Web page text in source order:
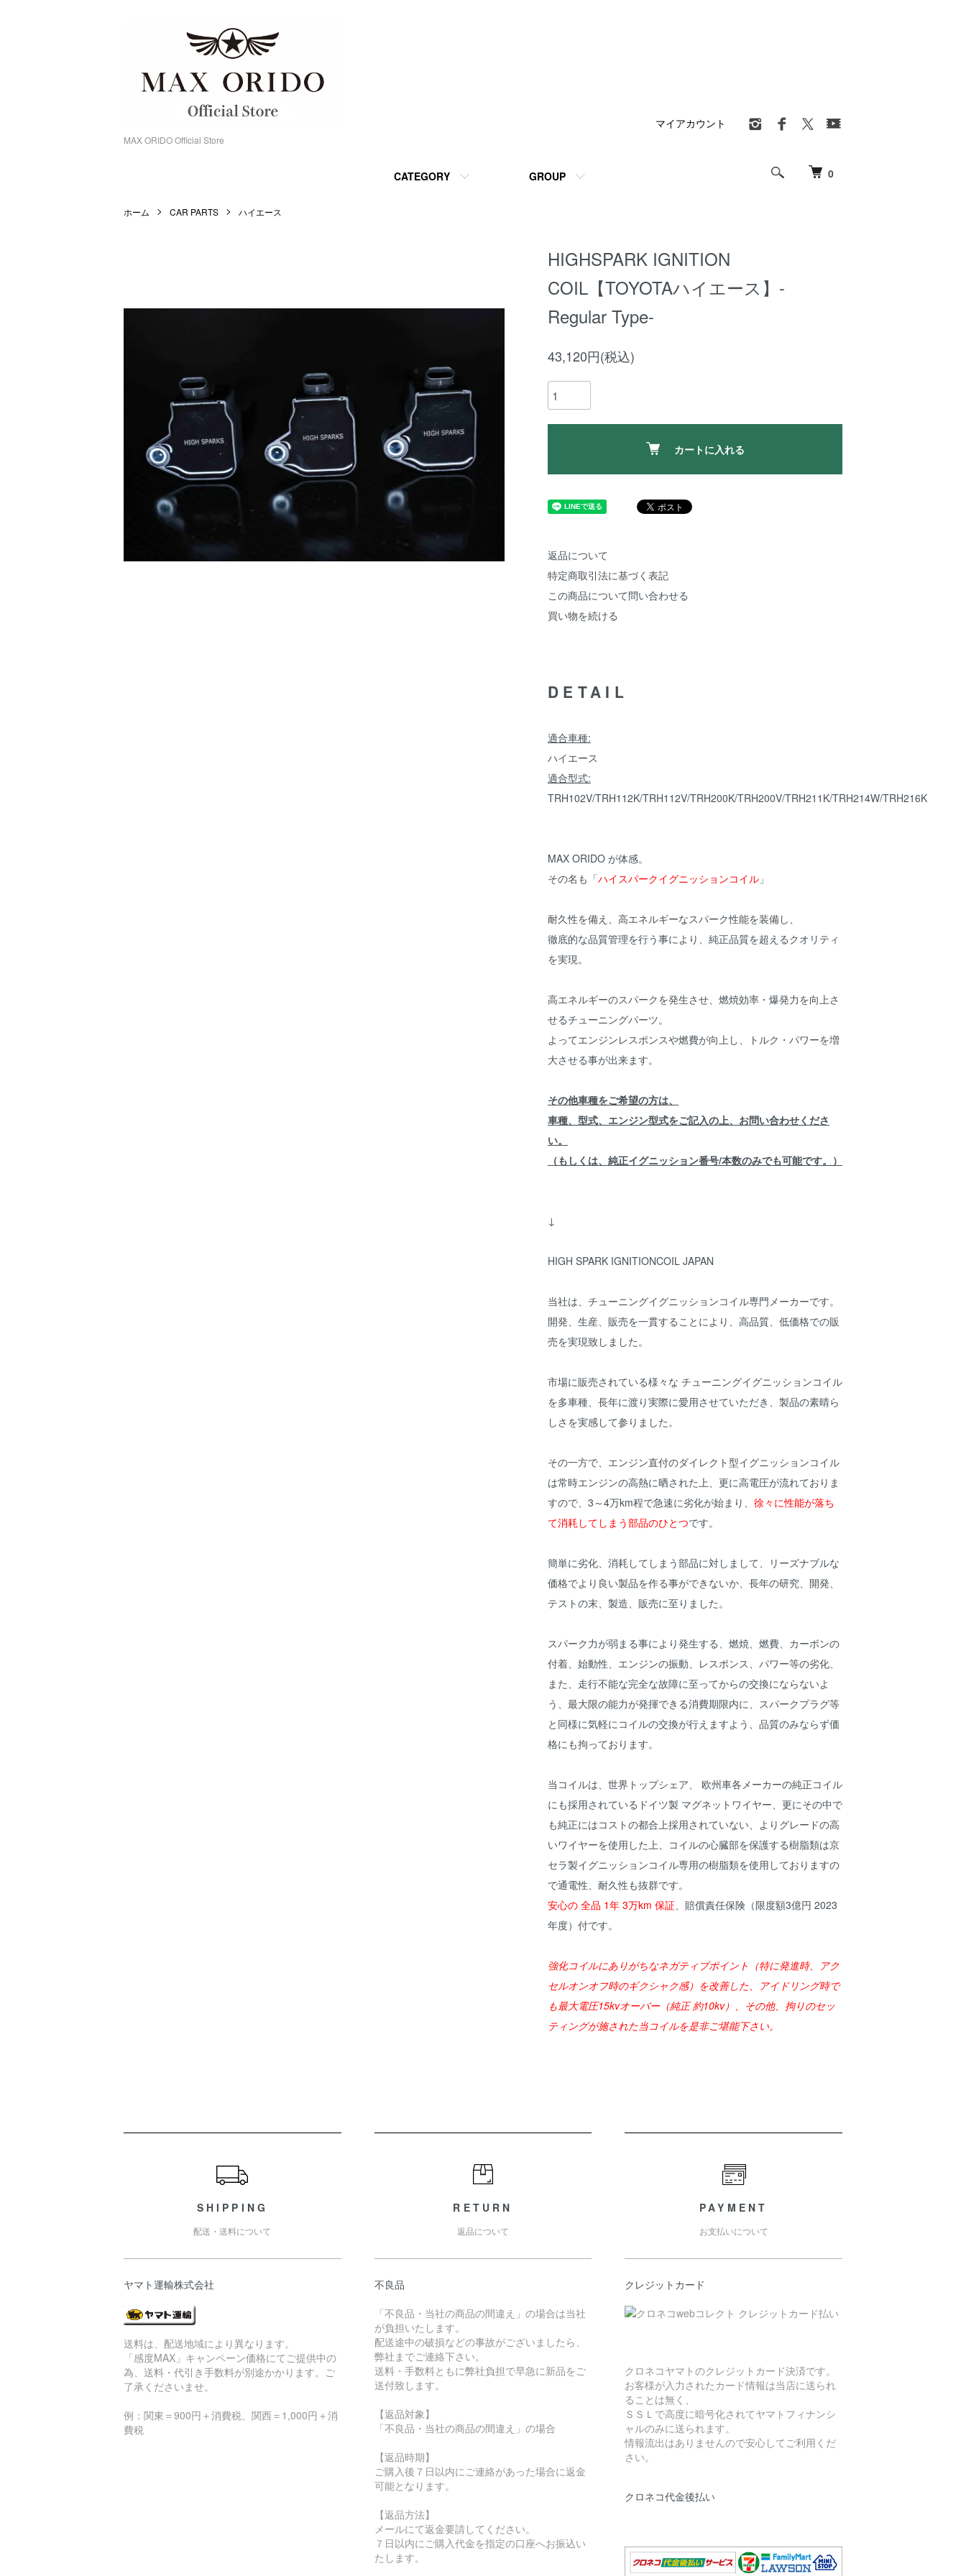
MAX ORIDO Official Store
0
CATEGORY GROUP
マイアカウント
ホーム CAR PARTS ハイエース
HIGHSPARK IGNITION
COIL【TOYOTAハイエース】-
Regular Type-
43,120円(税込)
カートに入れる
返品について
特定商取引法に基づく表記
この商品について問い合わせる
買い物を続ける
DETAIL
適合車種:
ハイエース
適合型式:
TRH102V/TRH112K/TRH112V/TRH200K/TRH200V/TRH211K/TRH214W/TRH216K
MAX ORIDO が体感。
その名も「ハイスパークイグニッションコイル 」
耐久性を備え、高エネルギーなスパーク性能を装備し、
徹底的な品質管理を行う事により、純正品質を超えるクオリティ
を実現。
高エネルギーのスパークを発生させ、燃焼効率・爆発力を向上さ
せるチューニングパーツ。
よってエンジンレスポンスや燃費が向上し、トルク・パワーを増
大させる事が出来ます。
その他車種をご希望の方は、
車種、型式、エンジン型式をご記入の上、お問い合わせくださ
い。
（もしくは、純正イグニッション番号/本数のみでも可能です。）
↓
HIGH SPARK IGNITIONCOIL JAPAN
当社は、チューニングイグニッションコイル専門メーカーです。
開発、生産、販売を一貫することにより、高品質、低価格での販
売を実現致しました。
市場に販売されている様々な チューニングイグニッションコイル
を多車種、長年に渡り実際に愛用させていただき、製品の素晴ら
しさを実感して参りました。
その一方で、エンジン直付のダイレクト型イグニッションコイル
は常時エンジンの高熱に晒された上、更に高電圧が流れておりま
すので、3～4万km程で急速に劣化が始まり、 徐々に性能が落ち
て消耗してしまう部品のひとつです。
簡単に劣化、消耗してしまう部品に対しまして、リーズナブルな
価格でより良い製品を作る事ができないか、長年の研究、開発、
テストの末、製造、販売に至りました。
スパーク力が弱まる事により発生する、燃焼、燃費、カーボンの
付着、始動性、エンジンの振動、レスポンス、パワー等の劣化、
また、走行不能な完全な故障に至ってからの交換にならないよ
う、最大限の能力が発揮できる消費期限内に、スパークプラグ等
と同様に気軽にコイルの交換が行えますよう、品質のみならず価
格にも拘っております。
当コイルは、世界トップシェア、 欧州車各メーカーの純正コイル
にも採用されているドイツ製 マグネットワイヤー、更にその中で
も純正にはコストの都合上採用されていない、よりグレードの高
いワイヤーを使用した上、コイルの心臓部を保護する樹脂類は京
セラ製イグニッションコイル専用の樹脂類を使用しておりますの
で通電性、耐久性も抜群です。
安心の 全品 1年 3万km 保証、賠償責任保険（限度額3億円 2023
年度）付です。
強化コイルにありがちなネガティブポイント（特に発進時、アク
セルオンオフ時のギクシャク感）を改善した、アイドリング時で
も最大電圧15kvオーバー（純正 約10kv）、その他、拘りのセッ
ティングが施された当コイルを是非ご堪能下さい。
SHIPPING
配送・送料について
ヤマト運輸株式会社
送料は、配送地域により異なります。
「感度MAX」キャンペーン価格にてご提供中の
為、送料・代引き手数料が別途かかります。ご
了承くださいませ。
例：関東＝900円＋消費税、関西＝1,000円＋消
費税
RETURN
返品について
不良品
「不良品・当社の商品の間違え」の場合は当社
が負担いたします。
配送途中の破損などの事故がございましたら、
弊社までご連絡下さい。
送料・手数料ともに弊社負担で早急に新品をご
送付致します。
【返品対象】
「不良品・当社の商品の間違え」の場合
【返品時期】
ご購入後７日以内にご連絡があった場合に返金
可能となります。
【返品方法】
メールにて返金要請してください。
７日以内にご購入代金を指定の口座へお振込い
たします。
PAYMENT
お支払いについて
クレジットカード
クロネコヤマトのクレジットカード決済です。
お客様が入力されたカード情報は当店に送られ
ることは無く、
ＳＳＬで高度に暗号化されてヤマトフィナンシ
ャルのみに送られます。
情報流出はありませんので安心してご利用くだ
さい。
クロネコ代金後払い